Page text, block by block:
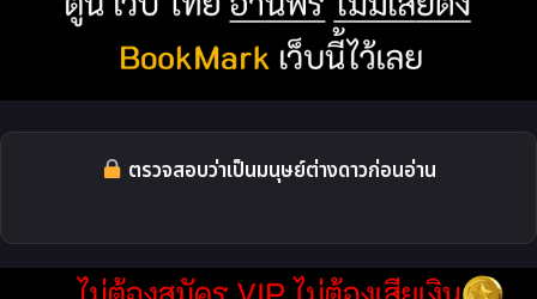
ตรวจสอบว่าเป็นมนุษย์ต่างดาวก่อนอ่าน